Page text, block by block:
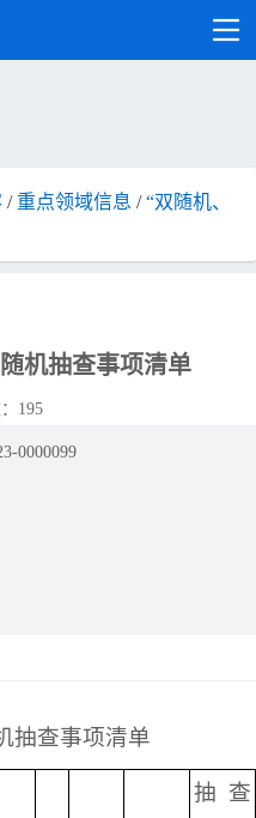
/ 重点领域信息 /“双随机、
机抽查事项清单
195
0000099
抽查事项清单
抽查